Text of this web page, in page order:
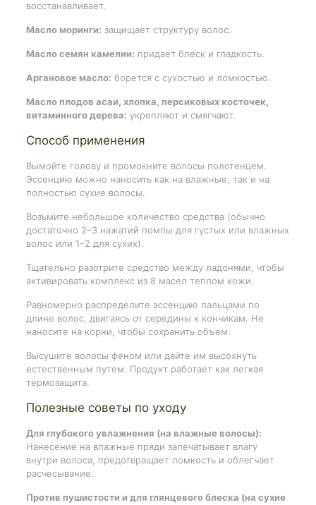
восстанавливает.
Масло моринги: защищает структуру волос.
Масло семян камелии: придает блеск и гладкость.
Аргановое масло: борется с сухостью и ломкостью.
Масло плодов асаи, хлопка, персиковых косточек,
витаминного дерева: укрепляют и смягчают.
Способ применения
Вымойте голову и промокните волосы полотенцем.
Эссенцию можно наносить как на влажные, так и на
полностью сухие волосы.
Возьмите небольшое количество средства (обычно
достаточно 2–3 нажатий помпы для густых или влажных
волос или 1–2 для сухих).
Тщательно разотрите средство между ладонями, чтобы
активировать комплекс из 8 масел теплом кожи.
Равномерно распределите эссенцию пальцами по
длине волос, двигаясь от середины к кончикам. Не
наносите на корни, чтобы сохранить объем.
Высушите волосы феном или дайте им высохнуть
естественным путем. Продукт работает как легкая
термозащита.
Полезные советы по уходу
Для глубокого увлажнения (на влажные волосы):
Нанесение на влажные пряди запечатывает влагу
внутри волоса, предотвращает ломкость и облегчает
расчесывание.
Против пушистости и для глянцевого блеска (на сухие